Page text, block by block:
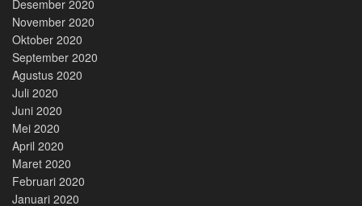
Desember 2020
November 2020
Oktober 2020
September 2020
Agustus 2020
Juli 2020
Juni 2020
Mei 2020
April 2020
Maret 2020
Februari 2020
Januari 2020